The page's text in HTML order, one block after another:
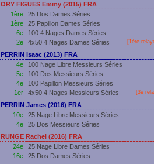
ORY FIGUES Emmy (2015) FRA
1ère
25 Dos Dames Séries
1ère
25 Papillon Dames Séries
6e
100 4 Nages Dames Séries
2e
4x50 4 Nages Dames Séries [1ère
PERRIN Isaac (2013) FRA
4e
100 Nage Libre Messieurs Séries
5e
100 Dos Messieurs Séries
4e
100 Papillon Messieurs Séries
1er
4x50 4 Nages Messieurs Séries [3e
PERRIN James (2016) FRA
10e
25 Nage Libre Messieurs Séries
4e
25 Dos Messieurs Séries
RUNGE Rachel (2016) FRA
24e
25 Nage Libre Dames Séries
16e
25 Dos Dames Séries